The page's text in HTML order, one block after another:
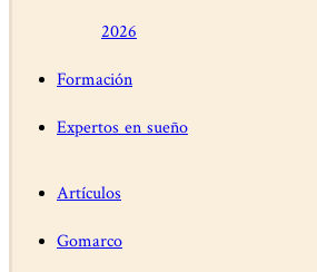
2026
Formación
Expertos en sueño
Artículos
Gomarco